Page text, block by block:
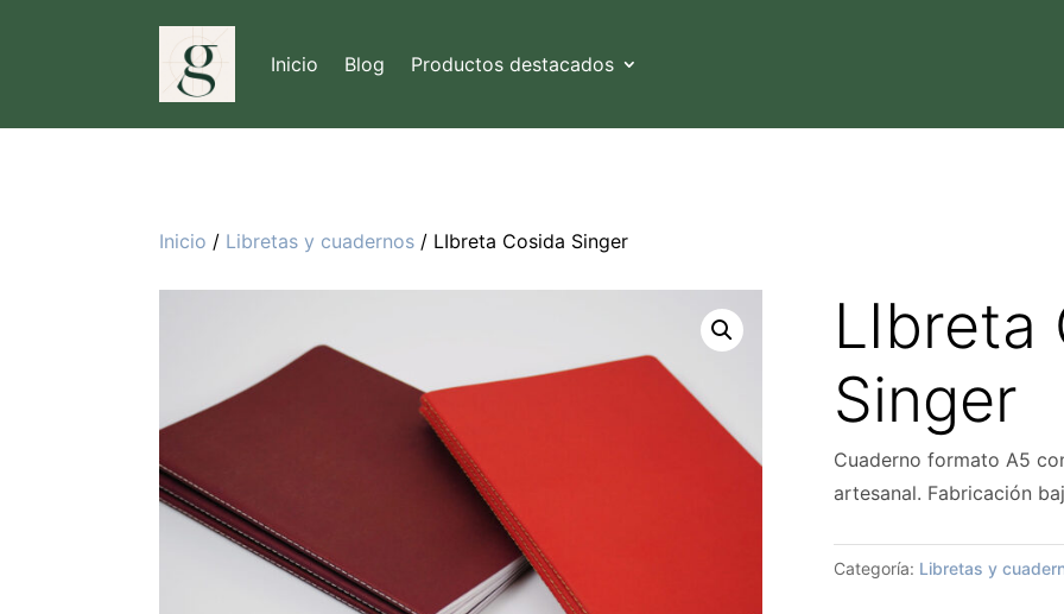
Inicio Blog Productos destacados
Inicio / Libretas y cuadernos / LIbreta Cosida Singer
LIbreta
Singer
Cuaderno formato A5
artesanal. Fabricación
Categoría: Libretas y